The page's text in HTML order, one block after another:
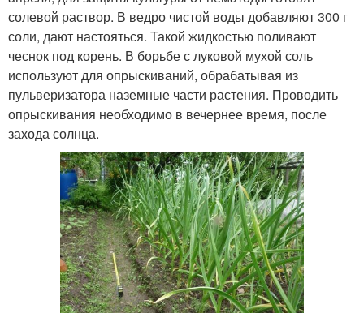
солевой раствор. В ведро чистой воды добавляют 300 г
соли, дают настояться. Такой жидкостью поливают
чеснок под корень. В борьбе с луковой мухой соль
используют для опрыскиваний, обрабатывая из
пульверизатора наземные части растения. Проводить
опрыскивания необходимо в вечернее время, после
захода солнца.